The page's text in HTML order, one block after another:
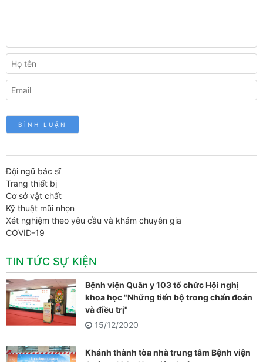
Đội ngũ bác sĩ
Trang thiết bị
Cơ sở vật chất
Kỹ thuật mũi nhọn
Xét nghiệm theo yêu cầu và khám chuyên gia
COVID-19
TIN TỨC SỰ KIỆN
Bệnh viện Quân y 103 tổ chức Hội nghị
khoa học "Những tiến bộ trong chẩn đoán
và điều trị"
15/12/2020
Khánh thành tòa nhà trung tâm Bệnh viện